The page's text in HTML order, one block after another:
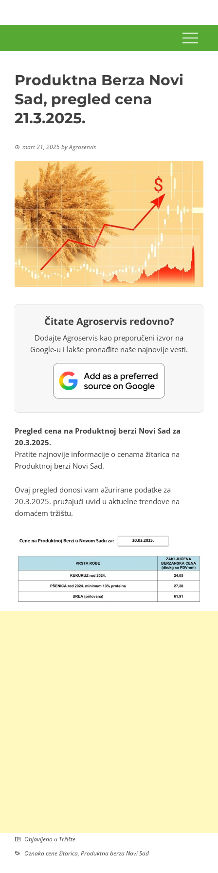
Produktna Berza Novi
Sad, pregled cena
21.3.2025.
mart 21, 2025byAgroservis
Čitate Agroservis redovno?
Dodajte Agroservis kao preporučeni izvor na
Google-u i lakše pronađite naše najnovije vesti.
Pregled cena na Produktnoj berzi Novi Sad za
20.3.2025.
Pratite najnovije informacije o cenama žitarica na
Produktnoj berzi Novi Sad.
Ovaj pregled donosi vam ažurirane podatke za
20.3.2025. pružajući uvid u aktuelne trendove na
domaćem tržištu.
Objavljeno u Tržište
Oznakacene žitarica, Produktna berza Novi Sad